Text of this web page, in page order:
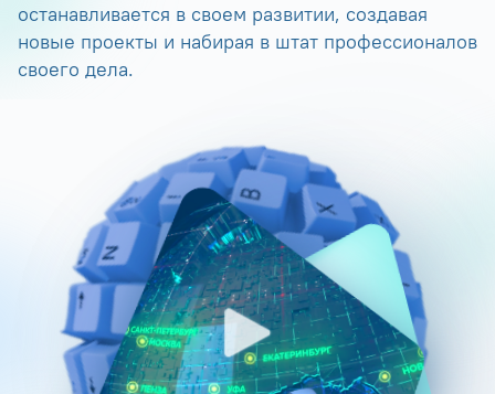
останавливается в своем развитии, создавая
новые проекты и набирая в штат профессионалов
своего дела.